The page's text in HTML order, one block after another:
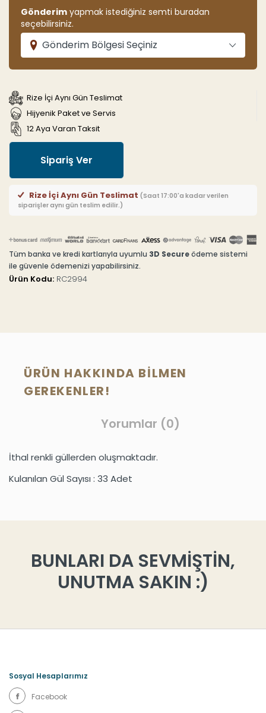
Gönderim yapmak istediğiniz semti buradan
seçebilirsiniz.
Gönderim Bölgesi Seçiniz
Rize İçi Aynı Gün Teslimat
Hijyenik Paket ve Servis
12 Aya Varan Taksit
Sipariş Ver
Rize İçi Aynı Gün Teslimat (Saat 17:00'a kadar verilen
siparişler aynı gün teslim edilir.)
Tüm banka ve kredi kartlarıyla uyumlu 3D Secureödeme sistemi
ile güvenle ödemenizi yapabilirsiniz.
Ürün Kodu: RC2994
ÜRÜN HAKKINDA BILMEN
GEREKENLER!
Yorumlar (0)
İthal renkli güllerden oluşmaktadır.
Kulanılan Gül Sayısı : 33 Adet
BUNLARI DA SEVMİŞTİN,
UNUTMA SAKIN :)
Sosyal Hesaplarımız
Facebook